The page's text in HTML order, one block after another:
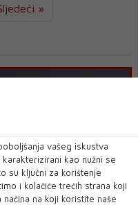
»
vašeg iskustva
kao nužni se
su ključni za korištenje
i kolačiće trećih strana koji
na koji koristite naše